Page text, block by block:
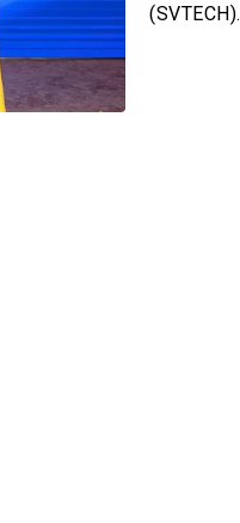
giá tài sản
toán –Thẻ
quản trị
(SVTECH).